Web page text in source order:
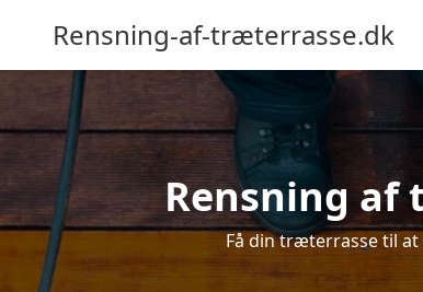
Rensning-af-træterrasse.dk
Rensning af
Få din træterrasse til